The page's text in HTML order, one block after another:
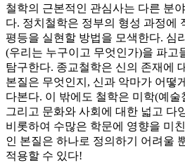
철학의 근본적인 관심사는 다른 분
다. 정치철학은 정부의 형성 과정에
평등을 실현할 방법을 모색한다. 심
(우리는 누구이고 무엇인가)을 파고
탐구한다. 종교철학은 신의 존재에
본질은 무엇인지, 신과 악마가 어떻
다본다. 이 밖에도 철학은 미학(예
그리고 문화와 사회에 대한 넓고 다
비롯하여 수많은 학문에 영향을 미
인 본질은 하나로 정의하기 어려울
적용할 수 있다!